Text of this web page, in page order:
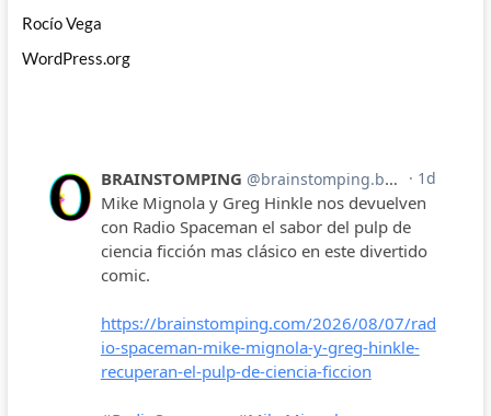
Rocío Vega
WordPress.org